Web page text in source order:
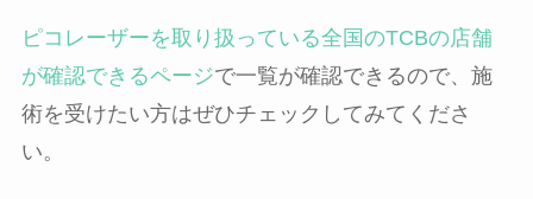
ピコレーザーを取り扱っている全国のTCBの店舗
が確認できるページで一覧が確認できるので、施
術を受けたい方はぜひチェックしてみてくださ
い。